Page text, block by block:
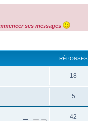
ses messages
RÉPONSES
18
5
42